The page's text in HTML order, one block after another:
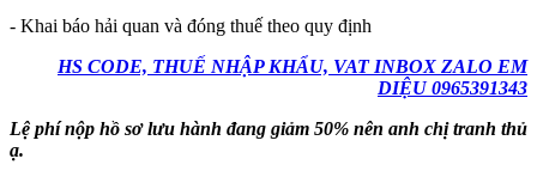
- Khai báo hải quan và đóng thuế theo quy định
HS CODE, THUẾ NHẬP KHẨU, VAT INBOX ZALO EM
DIỆU 0965391343
Lệ phí nộp hồ sơ lưu hành đang giảm 50% nên anh chị tranh thủ
ạ.